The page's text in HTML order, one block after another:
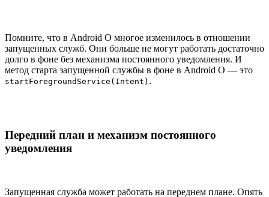
Помните, что в Android O многое изменилось в отношении
запущенных служб. Они больше не могут работать достаточно
долго в фоне без механизма постоянного уведомления. И
метод старта запущенной службы в фоне в Android O — это
startForegroundService(Intent) .
Передний план и механизм постоянного
уведомления
Запущенная служба может работать на переднем плане. Опять